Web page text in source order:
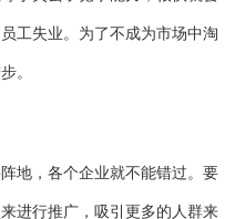
工失业。为了不成为市场中淘
。
地，各个企业就不能错过。要
进行推广，吸引更多的人群来